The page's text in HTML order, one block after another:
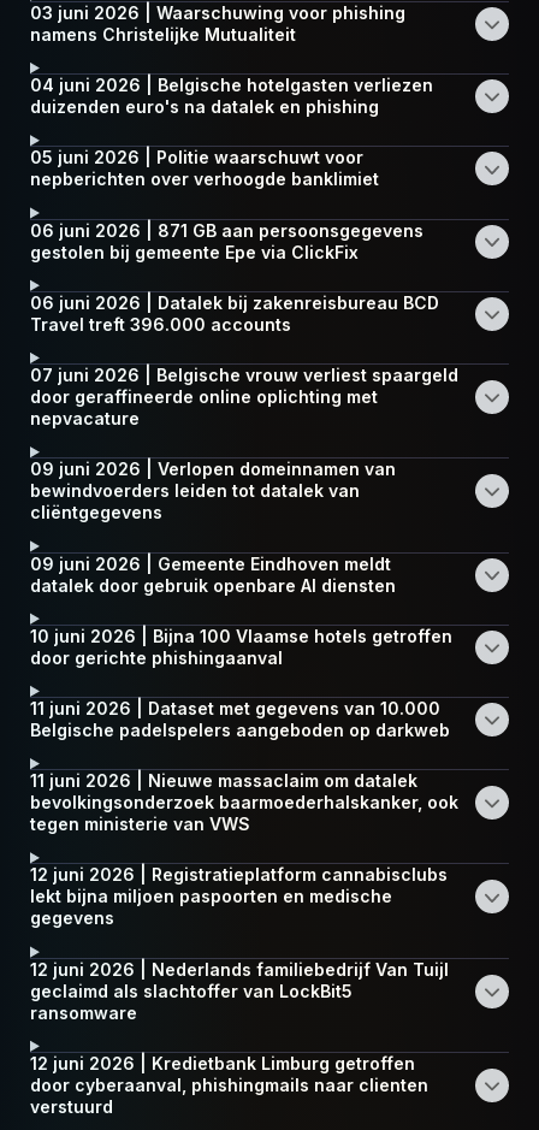
03 juni 2026 | Waarschuwing voor phishing
namens Christelijke Mutualiteit
04 juni 2026 | Belgische hotelgasten verliezen
duizenden euro's na datalek en phishing
05 juni 2026 | Politie waarschuwt voor
nepberichten over verhoogde banklimiet
06 juni 2026 | 871 GB aan persoonsgegevens
gestolen bij gemeente Epe via ClickFix
06 juni 2026 | Datalek bij zakenreisbureau BCD
Travel treft 396.000 accounts
07 juni 2026 | Belgische vrouw verliest spaargeld
door geraffineerde online oplichting met
nepvacature
09 juni 2026 | Verlopen domeinnamen van
bewindvoerders leiden tot datalek van
cliëntgegevens
09 juni 2026 | Gemeente Eindhoven meldt
datalek door gebruik openbare AI diensten
10 juni 2026 | Bijna 100 Vlaamse hotels getroffen
door gerichte phishingaanval
11 juni 2026 | Dataset met gegevens van 10.000
Belgische padelspelers aangeboden op darkweb
11 juni 2026 | Nieuwe massaclaim om datalek
bevolkingsonderzoek baarmoederhalskanker, ook
tegen ministerie van VWS
12 juni 2026 | Registratieplatform cannabisclubs
lekt bijna miljoen paspoorten en medische
gegevens
12 juni 2026 | Nederlands familiebedrijf Van Tuijl
geclaimd als slachtoffer van LockBit5
ransomware
12 juni 2026 | Kredietbank Limburg getroffen
door cyberaanval, phishingmails naar clienten
verstuurd